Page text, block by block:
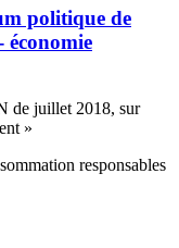
politique de
économie
de juillet 2018, sur
»
responsables